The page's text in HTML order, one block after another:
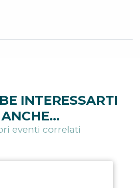
INTERESSARTI
ANCHE...
eventi correlati